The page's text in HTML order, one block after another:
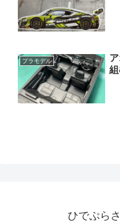
プラモデル
ひでぷら